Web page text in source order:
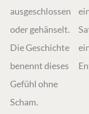
ausgeschlossen
oder gehänselt.
Die Geschichte
benennt dieses
Gefühl ohne
Scham.